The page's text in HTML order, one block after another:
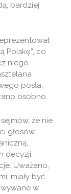
bardziej
Polskę”, co
niego
posła.
osobno.
że nie
głosów.
decyzji,
Uważano,
miały być
w